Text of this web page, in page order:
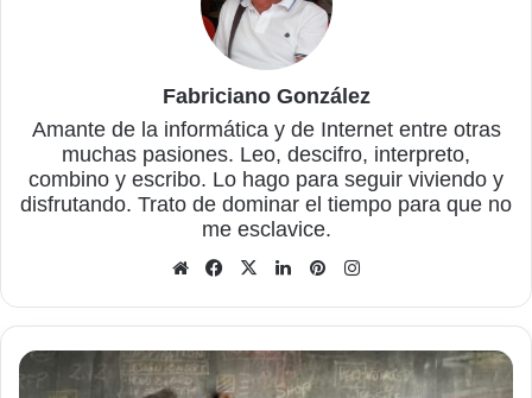
Fabriciano González
Amante de la informática y de Internet entre otras
muchas pasiones. Leo, descifro, interpreto,
combino y escribo. Lo hago para seguir viviendo y
disfrutando. Trato de dominar el tiempo para que no
me esclavice.
Sitio
Facebook
X LinkedInPinterest
Utilizar